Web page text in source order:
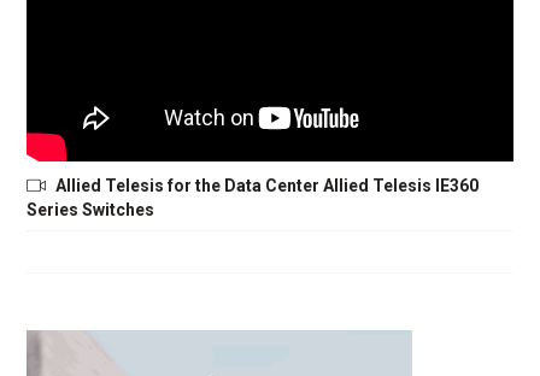
Allied Telesis for the Data Center Allied Telesis IE360
Series Switches